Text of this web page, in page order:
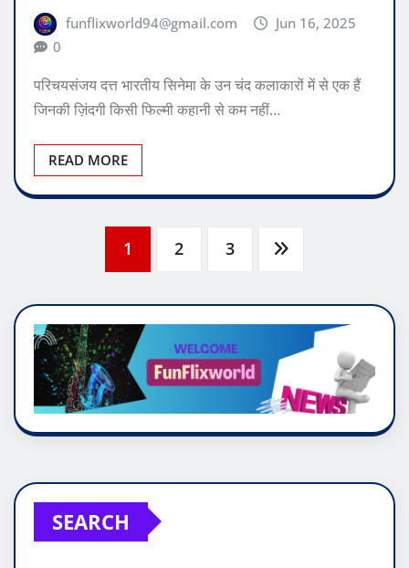
funflixworld94@gmail.com
Jun 16, 2025
0
परिचयसंजय दत्त भारतीय सिनेमा के उन चंद कलाकारों में से एक हैं
जिनकी ज़िंदगी किसी फिल्मी कहानी से कम नहीं…
READ MORE
pagination
1 2 3
SEARCH